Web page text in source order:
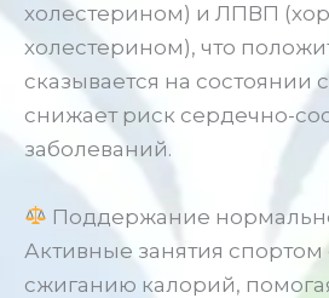
холестерином) и ЛПВП
холестерином), что
сказывается на состоянии
снижает риск сердечно-
заболеваний.
Поддержание
Активные занятия спортом
сжиганию калорий,